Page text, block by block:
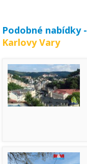
Podobné nabídky -
Karlovy Vary